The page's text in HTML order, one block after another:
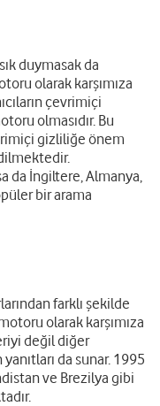
duymasak da
olarak karşımıza
çevrimiçi
olmasıdır. Bu
gizliliğe önem
da İngiltere, Almanya,
bir arama
farklı şekilde
olarak karşımıza
değil diğer
da sunar. 1995
ve Brezilya gibi